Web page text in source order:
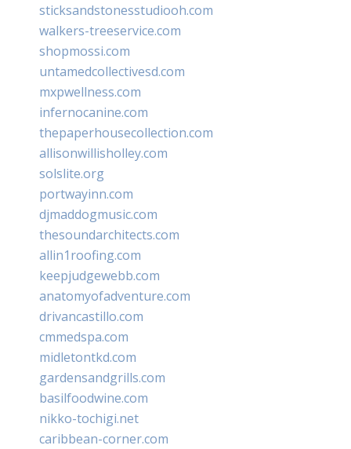
sticksandstonesstudiooh.com
walkers-treeservice.com
shopmossi.com
untamedcollectivesd.com
mxpwellness.com
infernocanine.com
thepaperhousecollection.com
allisonwillisholley.com
solslite.org
portwayinn.com
djmaddogmusic.com
thesoundarchitects.com
allin1roofing.com
keepjudgewebb.com
anatomyofadventure.com
drivancastillo.com
cmmedspa.com
midletontkd.com
gardensandgrills.com
basilfoodwine.com
nikko-tochigi.net
caribbean-corner.com